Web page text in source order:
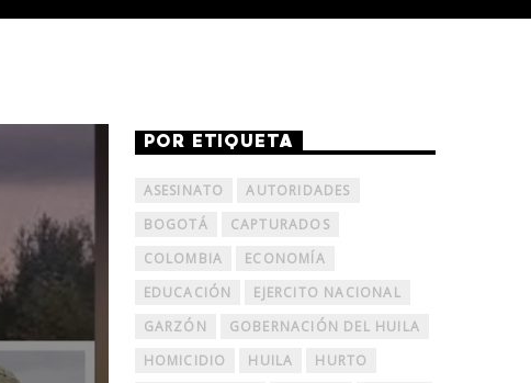
POR ETIQUETA
ASESINATO
AUTORIDADES
BOGOTÁ
CAPTURADOS
COLOMBIA
ECONOMÍA
EDUCACIÓN
EJERCITO NACIONAL
GARZÓN
GOBERNACIÓN DEL HUILA
HOMICIDIO
HUILA
HURTO